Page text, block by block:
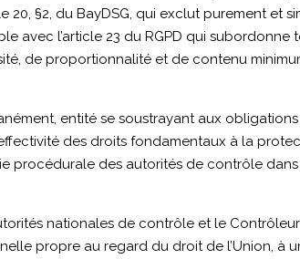
20, §2, du BayDSG, qui exclut purement et
avec l’article 23 du RGPD qui subordonne
de proportionnalité et de contenu
entité se soustrayant aux
des droits fondamentaux à la
procédurale des autorités de contrôle
nationales de contrôle et le
propre au regard du droit de l’Union, à